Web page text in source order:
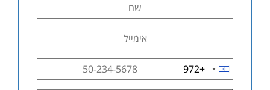
Israel
+972